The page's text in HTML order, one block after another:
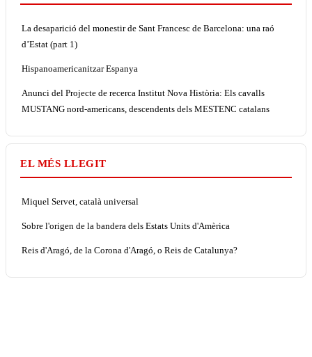
La desaparició del monestir de Sant Francesc de Barcelona: una raó
d’Estat (part 1)
Hispanoamericanitzar Espanya
Anunci del Projecte de recerca Institut Nova Història: Els cavalls
MUSTANG nord-americans, descendents dels MESTENC catalans
EL MÉS LLEGIT
Miquel Servet, català universal
Sobre l'origen de la bandera dels Estats Units d'Amèrica
Reis d'Aragó, de la Corona d'Aragó, o Reis de Catalunya?